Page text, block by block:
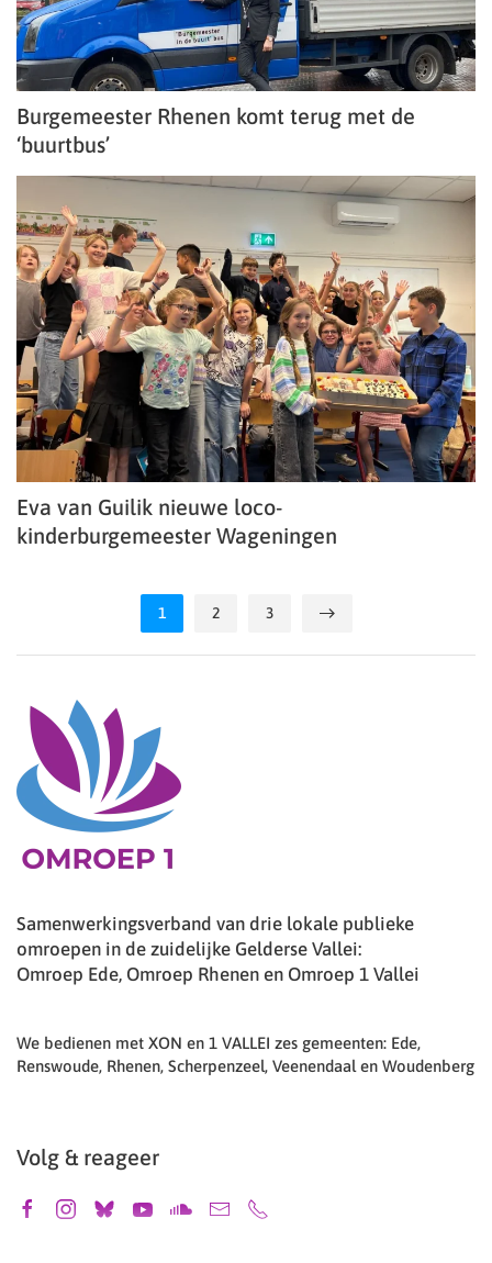
Burgemeester Rhenen komt terug met de
‘buurtbus’
Eva van Guilik nieuwe loco-
kinderburgemeester Wageningen
1 2 3
Samenwerkingsverband van drie lokale publieke
omroepen in de zuidelijke Gelderse Vallei:
Omroep Ede, Omroep Rhenen en Omroep 1 Vallei
We bedienen met XON en 1 VALLEI zes gemeenten: Ede,
Renswoude, Rhenen, Scherpenzeel, Veenendaal en Woudenberg
Volg & reageer